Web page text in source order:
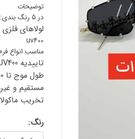
توضیحات
در 5 رنگ بندی: نقره ای .طلایی نسکافه ای . طلایی مشکی . طلایی سفید . رزگلد
لولاهای فلزی
uv400
مناسب انواع
طول موج تا ۴۰۰ نانومتر را بلوکه کنند. این اشعه‌
مستقیم و
تخریب
رنگ